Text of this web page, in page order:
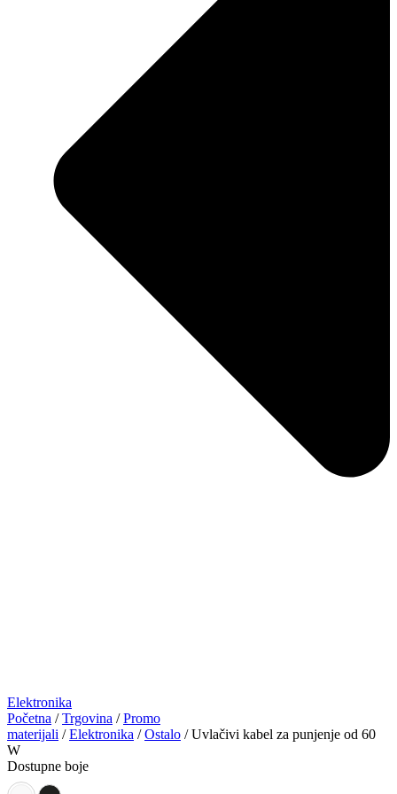
Elektronika
Početna /Trgovina /Promo
materijali /Elektronika /Ostalo / Uvlačivi kabel za punjenje od 60
W
Dostupne boje